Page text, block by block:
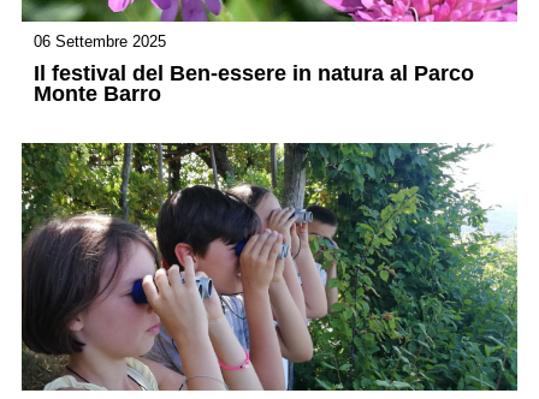
06 Settembre 2025
Il festival del Ben-essere in natura al Parco
Monte Barro